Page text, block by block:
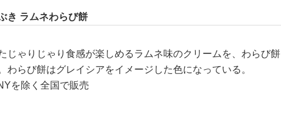
き ラムネわらび餅
じゃりじゃり食感が楽しめるラムネ味のクリームを、わらび餅
わらび餅はグレイシアをイメージした色になっている。
を除く全国で販売